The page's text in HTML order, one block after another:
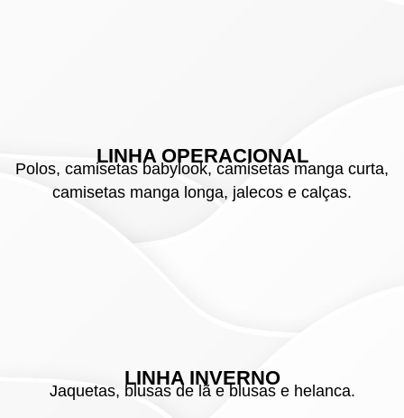
LINHA OPERACIONAL
Polos, camisetas babylook, camisetas manga curta,
camisetas manga longa, jalecos e calças.
LINHA INVERNO
Jaquetas, blusas de lã e blusas e helanca.